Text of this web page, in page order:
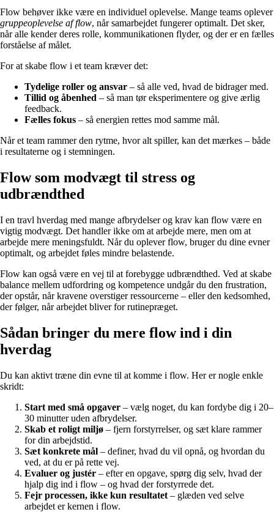
Flow behøver ikke være en individuel oplevelse. Mange teams oplever
gruppeoplevelse af flow, når samarbejdet fungerer optimalt. Det sker,
når alle kender deres rolle, kommunikationen flyder, og der er en fælles
forståelse af målet.
For at skabe flow i et team kræver det:
Tydelige roller og ansvar – så alle ved, hvad de bidrager med.
Tillid og åbenhed – så man tør eksperimentere og give ærlig
feedback.
Fælles fokus – så energien rettes mod samme mål.
Når et team rammer den rytme, hvor alt spiller, kan det mærkes – både
i resultaterne og i stemningen.
Flow som modvægt til stress og
udbrændthed
I en travl hverdag med mange afbrydelser og krav kan flow være en
vigtig modvægt. Det handler ikke om at arbejde mere, men om at
arbejde mere meningsfuldt. Når du oplever flow, bruger du dine evner
optimalt, og arbejdet føles mindre belastende.
Flow kan også være en vej til at forebygge udbrændthed. Ved at skabe
balance mellem udfordring og kompetence undgår du den frustration,
der opstår, når kravene overstiger ressourcerne – eller den kedsomhed,
der følger, når arbejdet bliver for rutinepræget.
Sådan bringer du mere flow ind i din
hverdag
Du kan aktivt træne din evne til at komme i flow. Her er nogle enkle
skridt:
Start med små opgaver – vælg noget, du kan fordybe dig i 20–
30 minutter uden afbrydelser.
Skab et roligt miljø – fjern forstyrrelser, og sæt klare rammer
for din arbejdstid.
Sæt konkrete mål – definer, hvad du vil opnå, og hvordan du
ved, at du er på rette vej.
Evaluer og justér – efter en opgave, spørg dig selv, hvad der
hjalp dig ind i flow – og hvad der forstyrrede det.
Fejr processen, ikke kun resultatet – glæden ved selve
arbejdet er kernen i flow.